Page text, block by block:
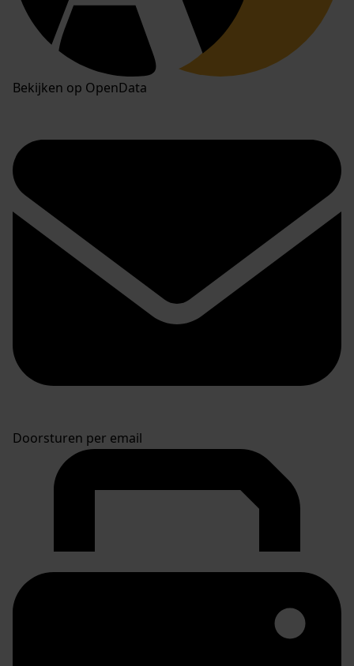
Bekijken op OpenData
Doorsturen per email